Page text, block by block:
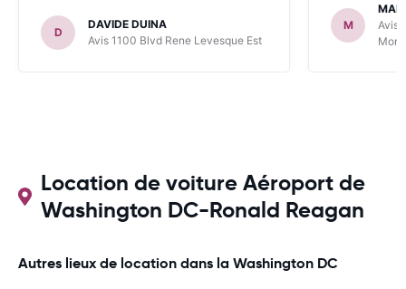
D
DAVIDE DUINA
Avis 1100 Blvd Rene Levesque Est
M
Avis
Location de voiture Aéroport de
Washington DC-Ronald Reagan
Autres lieux de location dans la Washington DC